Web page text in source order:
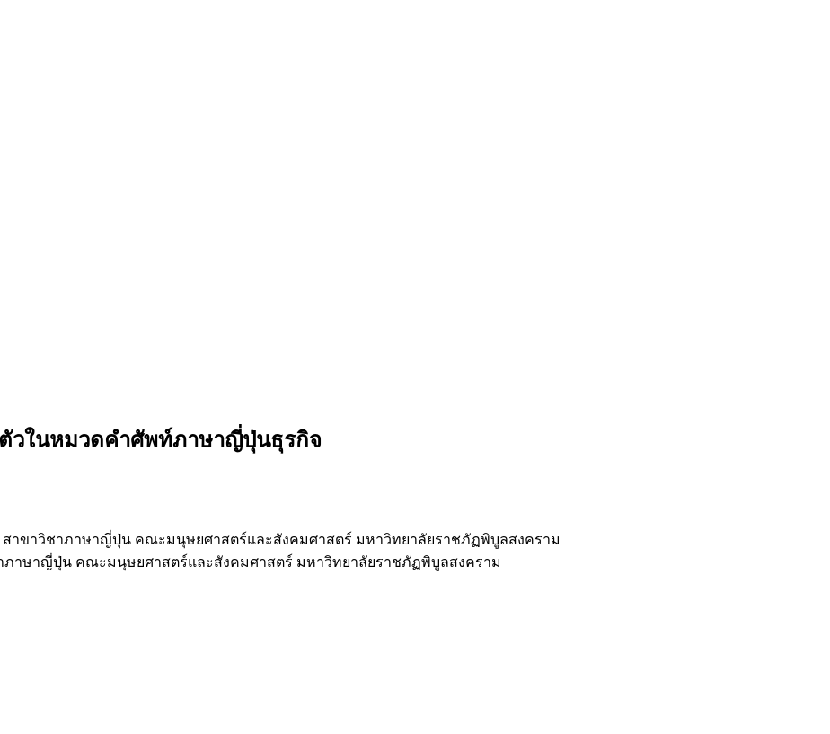
วในหมวดคำศัพท์ภาษาญี่ปุ่นธุรกิจ
าขาวิชาภาษาญี่ปุ่น คณะมนุษยศาสตร์และสังคมศาสตร์ มหาวิทยาลัยราชภัฏพิบูลสงคราม
าษาญี่ปุ่น คณะมนุษยศาสตร์และสังคมศาสตร์ มหาวิทยาลัยราชภัฏพิบูลสงคราม